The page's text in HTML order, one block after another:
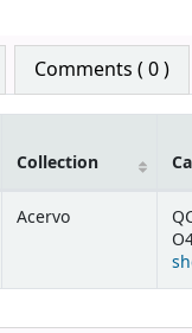
Comments ( 0 )
Collection
Acervo